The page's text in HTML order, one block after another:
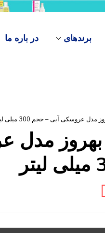
برندهای در باره ما
عروسکی آبی – حجم 300 میلی لیتر
بهروز مدل